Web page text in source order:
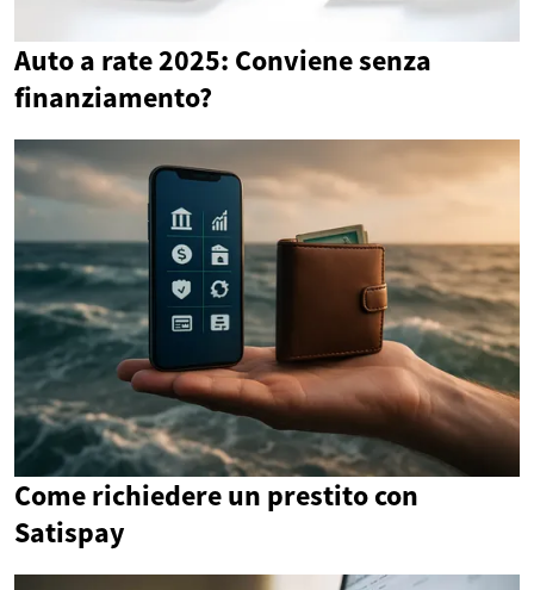
Auto a rate 2025: Conviene senza
finanziamento?
Come richiedere un prestito con
Satispay